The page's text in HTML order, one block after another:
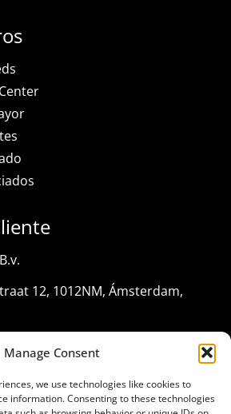
Manage Consent
we use technologies like cookies to
information. Consenting to these technologies
12, 1012NM, Ámsterdam,
422
seeds.com